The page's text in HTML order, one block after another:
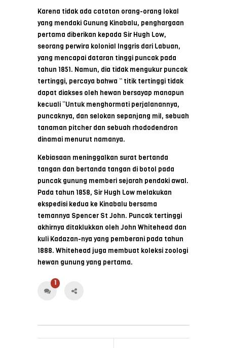
Karena tidak ada catatan orang-orang lokal
yang mendaki Gunung Kinabalu, penghargaan
pertama diberikan kepada Sir Hugh Low,
seorang perwira kolonial Inggris dari Labuan,
yang mencapai dataran tinggi puncak pada
tahun 1851. Namun, dia tidak mengukur puncak
tertinggi, percaya bahwa ” titik tertinggi tidak
dapat diakses oleh hewan bersayap manapun
kecuali “Untuk menghormati perjalanannya,
puncaknya, dan selokan sepanjang mil, sebuah
tanaman pitcher dan sebuah rhododendron
dinamai menurut namanya.
Kebiasaan meninggalkan surat bertanda
tangan dan bertanda tangan di botol pada
puncak gunung memberi sejarah pendaki awal.
Pada tahun 1858, Sir Hugh Low melakukan
ekspedisi kedua ke Kinabalu bersama
temannya Spencer St John. Puncak tertinggi
akhirnya ditaklukkan oleh John Whitehead dan
kuli Kadazan-nya yang pemberani pada tahun
1888. Whitehead juga membuat koleksi zoologi
hewan gunung yang pertama.
1